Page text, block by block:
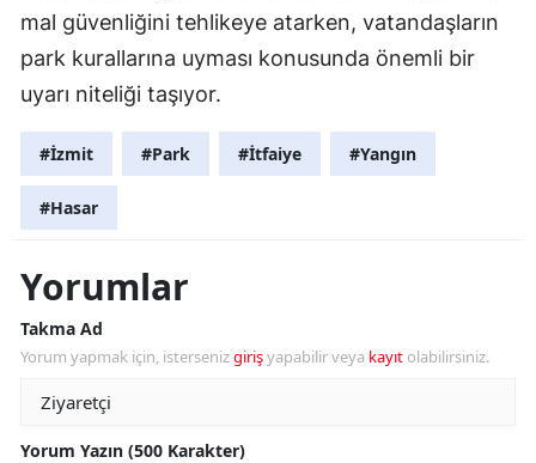
mal güvenliğini tehlikeye atarken, vatandaşların
park kurallarına uyması konusunda önemli bir
uyarı niteliği taşıyor.
#İzmit #Park #İtfaiye #Yangın
#Hasar
Yorumlar
Takma Ad
Yorum yapmak için, istersenizgirişyapabilir veya kayıt olabilirsiniz.
Yorum Yazın (500 Karakter)